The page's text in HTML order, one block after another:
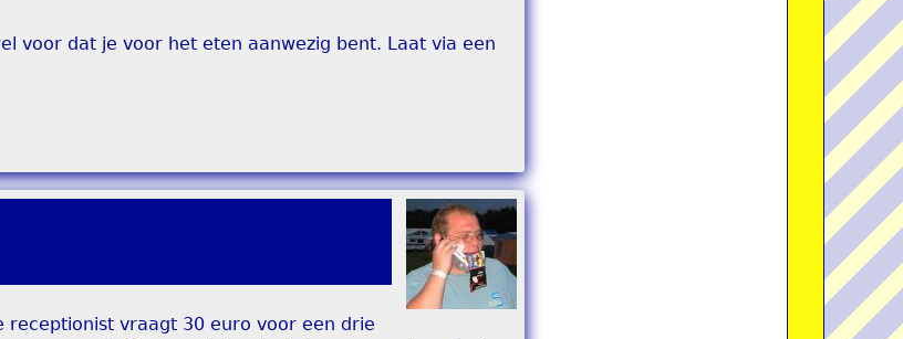
voor dat je voor het eten aanwezig bent. Laat via een
receptionist vraagt 30 euro voor een drie